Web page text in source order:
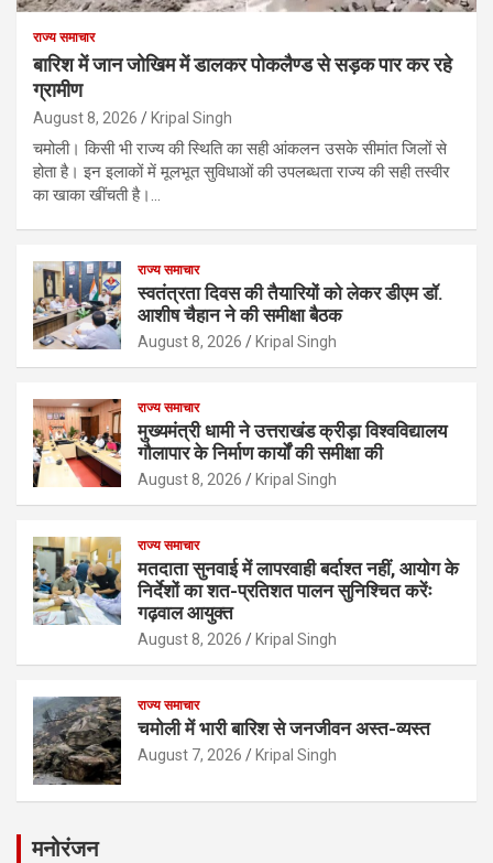
राज्य समाचार
बारिश में जान जोखिम में डालकर पोकलैण्ड से सड़क पार कर रहे
ग्रामीण
August 8, 2026 Kripal Singh
चमोली। किसी भी राज्य की स्थिति का सही आंकलन उसके सीमांत जिलों से
होता है। इन इलाकों में मूलभूत सुविधाओं की उपलब्धता राज्य की सही तस्वीर
का खाका खींचती है।…
राज्य समाचार
स्वतंत्रता दिवस की तैयारियों को लेकर डीएम डॉ.
आशीष चैहान ने की समीक्षा बैठक
August 8, 2026 Kripal Singh
राज्य समाचार
मुख्यमंत्री धामी ने उत्तराखंड क्रीड़ा विश्वविद्यालय
गौलापार के निर्माण कार्यों की समीक्षा की
August 8, 2026 Kripal Singh
राज्य समाचार
मतदाता सुनवाई में लापरवाही बर्दाश्त नहीं, आयोग के
निर्देशों का शत-प्रतिशत पालन सुनिश्चित करेंः
गढ़वाल आयुक्त
August 8, 2026 Kripal Singh
राज्य समाचार
चमोली में भारी बारिश से जनजीवन अस्त-व्यस्त
August 7, 2026 Kripal Singh
मनोरंजन